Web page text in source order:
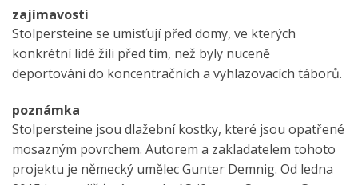
zajímavosti
Stolpersteine se umisťují před domy, ve kterých
konkrétní lidé žili před tím, než byly nuceně
deportováni do koncentračních a vyhlazovacích táborů.
poznámka
Stolpersteine jsou dlažební kostky, které jsou opatřené
mosazným povrchem. Autorem a zakladatelem tohoto
projektu je německý umělec Gunter Demnig. Od ledna